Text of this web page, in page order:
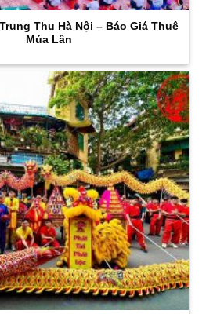
Thu Hà Nội – Báo Giá Thuê
Múa Lân